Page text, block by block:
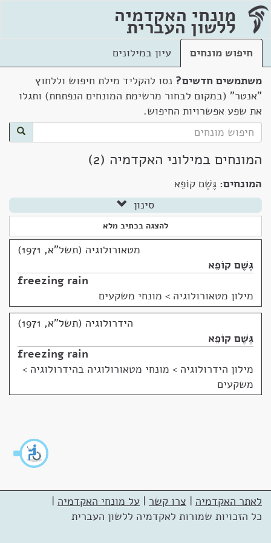
מונחי האקדמיה
ללשון העברית
חיפוש מונחים
עיון במילונים
משתמשים חדשים? נסו להקליד מילת חיפוש וללחוץ
"אנטר" (במקום לבחור מרשימת המונחים הנפתחת) ותגלו
את שפע אפשרויות החיפוש.
המונחים במילוני האקדמיה (2)
המונחים: גֶּשֶׁם קוֹפֵא
סינון
להצגה בכתיב מלא
מטאורולוגיה (תשל"א, 1971)
גֶּשֶׁם קוֹפֵא
freezing rain
מילון מטאורולוגיה > מונחי משקעים
הידרולוגיה (תשל"א, 1971)
גֶּשֶׁם קוֹפֵא
freezing rain
מילון הידרולוגיה > מונחי מטאורולוגיה בהידרולוגיה >
משקעים
לאתר האקדמיה | צרו קשר | על מונחי האקדמיה |
כל הזכויות שמורות לאקדמיה ללשון העברית